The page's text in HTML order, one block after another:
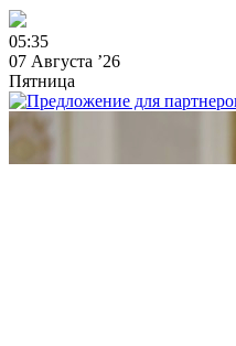
05:35
07 Августа ’26
Пятница